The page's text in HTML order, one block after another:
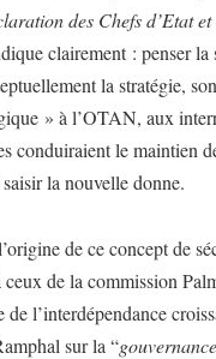
des Chefs d’Etat
clairement : penser
la stratégie,
» à l’OTAN, aux
conduiraient le maintien
la nouvelle donne.
de ce concept de
ceux de la commission
l’interdépendance
sur la “